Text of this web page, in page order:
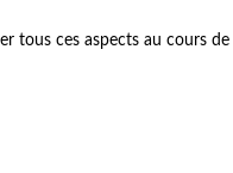
tous ces aspects au cours